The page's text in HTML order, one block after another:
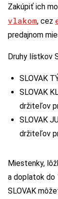
Zakúpiť ich
vlakom, cez
predajnom
Druhy lístkov
SLOVAK
SLOVAK
držiteľov
SLOVAK
držiteľov
Miestenky,
a doplatok do
SLOVAK